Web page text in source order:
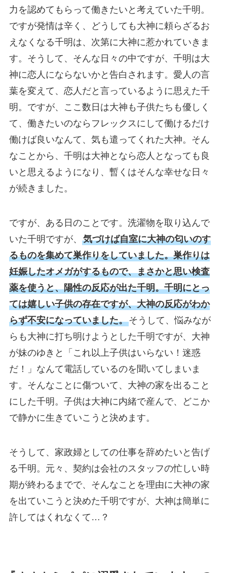
力を認めてもらって働きたいと考えていた千明。
ですが発情は辛く、どうしても大神に頼らざるお
えなくなる千明は、次第に大神に惹かれていきま
す。そうして、そんな日々の中ですが、千明は大
神に恋人にならないかと告白されます。愛人の言
葉を変えて、恋人だと言っているように思えた千
明。ですが、ここ数日は大神も子供たちも優しく
て、働きたいのならフレックスにして働けるだけ
働けば良いなんて、気も遣ってくれた大神。そん
なことから、千明は大神となら恋人となっても良
いと思えるようになり、暫くはそんな幸せな日々
が続きました。
ですが、ある日のことです。洗濯物を取り込んで
いた千明ですが、 気づけば自室に大神の匂いのす
るものを集めて巣作りをしていました。巣作りは
妊娠したオメガがするもので、まさかと思い検査
薬を使うと、陽性の反応が出た千明。千明にとっ
ては嬉しい子供の存在ですが、大神の反応がわか
らず不安になっていました。そうして、悩みなが
らも大神に打ち明けようとした千明ですが、大神
が妹のゆきと「これ以上子供はいらない！迷惑
だ！」なんて電話しているのを聞いてしまいま
す。そんなことに傷ついて、大神の家を出ること
にした千明。子供は大神に内緒で産んで、どこか
で静かに生きていこうと決めます。
そうして、家政婦としての仕事を辞めたいと告げ
る千明。元々、契約は会社のスタッフの忙しい時
期が終わるまでで、そんなことを理由に大神の家
を出ていこうと決めた千明ですが、大神は簡単に
許してはくれなくて…？